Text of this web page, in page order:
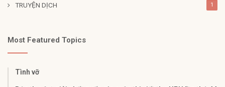
TRUYỆN DỊCH 1
Most Featured Topics
Tình vỡ